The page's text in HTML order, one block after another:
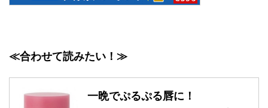
≪合わせて読みたい！≫
一晩でぷるぷる唇に！